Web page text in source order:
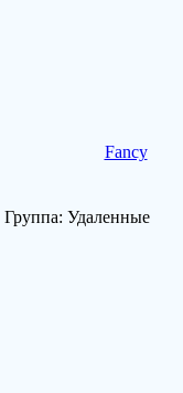
Fancy
Группа: Удаленные